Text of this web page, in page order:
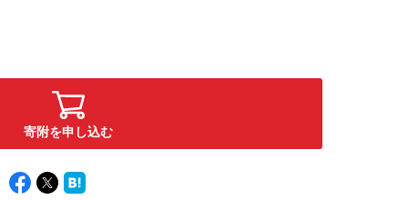
寄附を申し込む